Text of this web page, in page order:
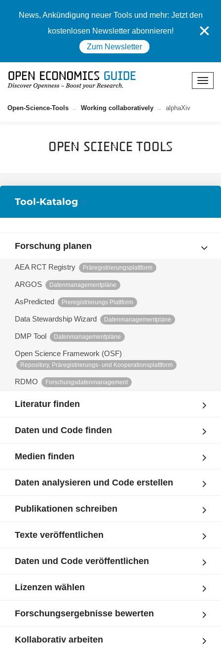
News, Ankündigung neuer Tools und mehr: Jetzt den
kostenlosen Newsletter abonnieren!
Zum Newsletter
✕
Open-Science-Tools Working collaboratively alphaXiv
Open Science Tools
Tool-Katalog
Forschung planen
AEA RCT Registry Präregistrierungsplattform
ARGOS Datenmanagementpläne
AsPredicted Preregistrierungs Plattform
Data Stewardship Wizard Datenmanagementpläne
DMP Tool Datenmanagementpläne
Open Science Framework (OSF)
Repository, Präregistrierungs- und Kooperationsplattform
RDMO Forschungsdatenmanagement
Literatur finden
Daten und Code finden
Medien finden
Daten analysieren und Code erstellen
Publikationen schreiben
Texte veröffentlichen
Daten und Code veröffentlichen
Lizenzen wählen
Forschungsergebnisse bewerten
Kollaborativ arbeiten